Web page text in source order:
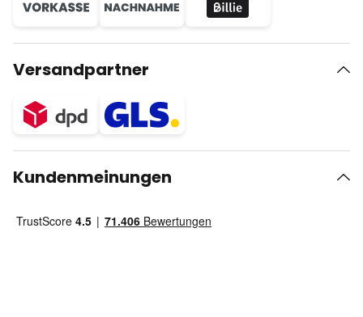
Versandpartner
Kundenmeinungen